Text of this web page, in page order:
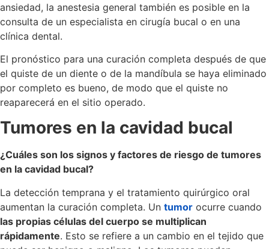
ansiedad, la anestesia general también es posible en la
consulta de un especialista en cirugía bucal o en una
clínica dental.
El pronóstico para una curación completa después de que
el quiste de un diente o de la mandíbula se haya eliminado
por completo es bueno, de modo que el quiste no
reaparecerá en el sitio operado.
Tumores en la cavidad bucal
¿Cuáles son los signos y factores de riesgo de tumores
en la cavidad bucal?
La detección temprana y el tratamiento quirúrgico oral
aumentan la curación completa. Un tumor ocurre cuando
las propias células del cuerpo se multiplican
rápidamente. Esto se refiere a un cambio en el tejido que